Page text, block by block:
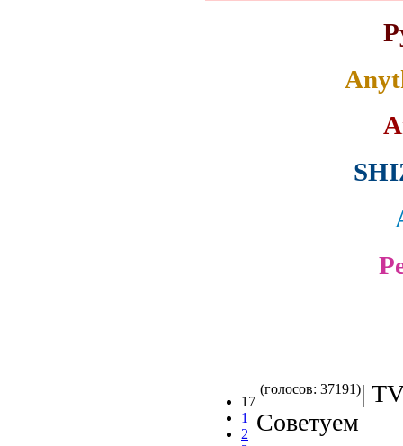
17
1
2
(голосов: 37191)|
Советуем